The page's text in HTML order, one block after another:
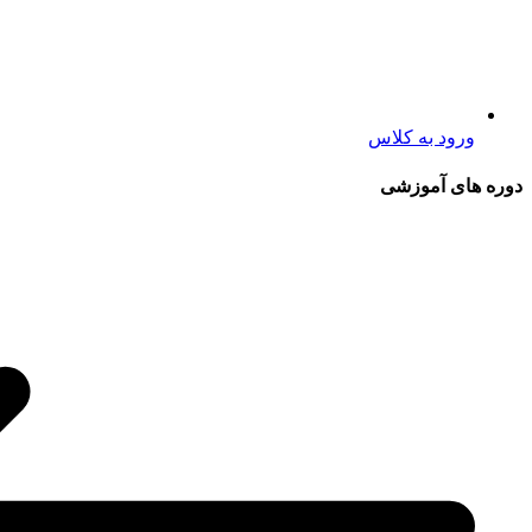
ورود به کلاس
دوره های آموزشی